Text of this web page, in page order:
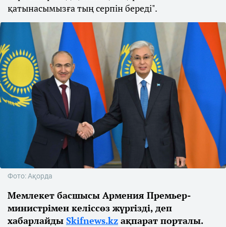
қатынасымызға тың серпін береді".
Фото: Ақорда
Мемлекет басшысы Армения Премьер-
министрімен келіссөз жүргізді, деп
хабарлайды Skifnews.kz ақпарат порталы.